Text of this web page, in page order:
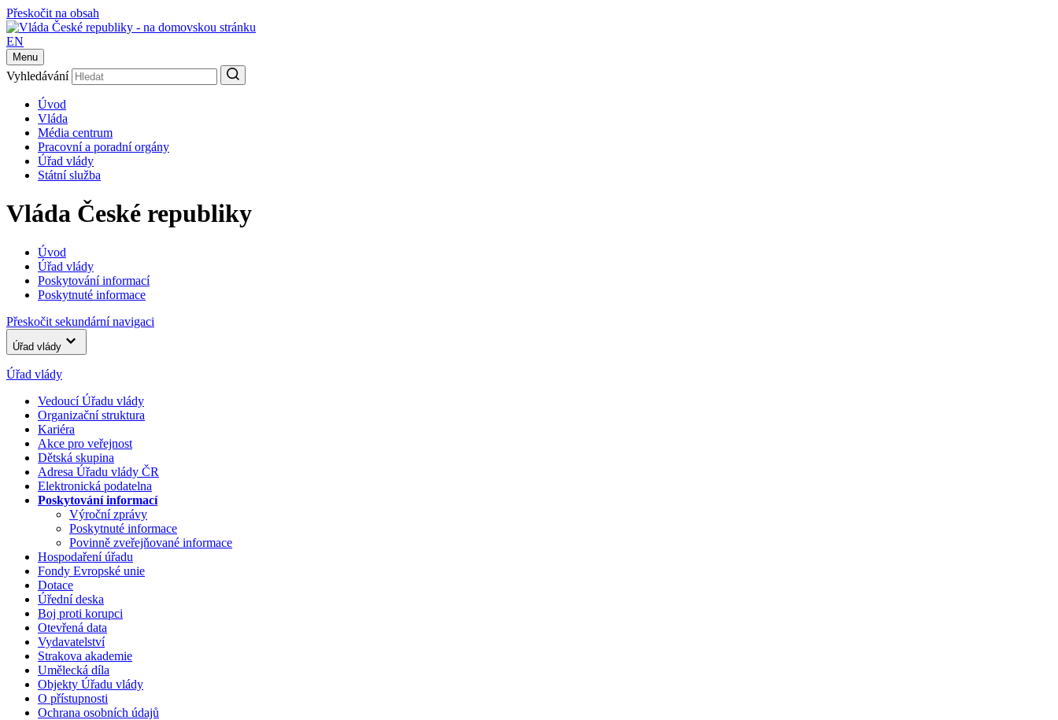
Přeskočit na obsah
EN
Menu
Vyhledávání
Úvod
Vláda
Média centrum
Pracovní a poradní orgány
Úřad vlády
Státní služba
Vláda České republiky
Úvod
Úřad vlády
Poskytování informací
Poskytnuté informace
Přeskočit sekundární navigaci
Úřad vlády
Úřad vlády
Vedoucí Úřadu vlády
Organizační struktura
Kariéra
Akce pro veřejnost
Dětská skupina
Adresa Úřadu vlády ČR
Elektronická podatelna
Poskytování informací
Výroční zprávy
Poskytnuté informace
Povinně zveřejňované informace
Hospodaření úřadu
Fondy Evropské unie
Dotace
Úřední deska
Boj proti korupci
Otevřená data
Vydavatelství
Strakova akademie
Umělecká díla
Objekty Úřadu vlády
O přístupnosti
Ochrana osobních údajů